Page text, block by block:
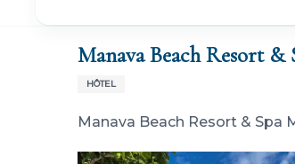
Manava Beach Resort &
HÔTEL
Manava Beach Resort & Spa